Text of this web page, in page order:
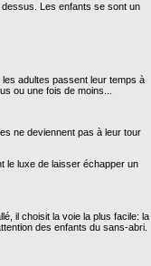
Les enfants se sont un
adultes passent leur temps à
ou une fois de moins...
ne deviennent pas à leur tour
le luxe de laisser échapper un
il choisit la voie la plus facile: la
des enfants du sans-abri.